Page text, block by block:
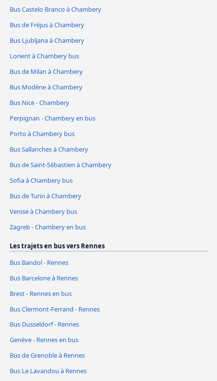
Bus Castelo Branco à Chambery
Bus de Fréjus à Chambery
Bus Ljubljana à Chambery
Lorient à Chambery bus
Bus de Milan à Chambery
Bus Modène à Chambery
Bus Nice - Chambery
Perpignan - Chambery en bus
Porto à Chambery bus
Bus Sallanches à Chambery
Bus de Saint-Sébastien à Chambery
Sofia à Chambery bus
Bus de Turin à Chambery
Venise à Chambery bus
Zagreb - Chambery en bus
Les trajets en bus vers Rennes
Bus Bandol - Rennes
Bus Barcelone à Rennes
Brest - Rennes en bus
Bus Clermont-Ferrand - Rennes
Bus Dusseldorf - Rennes
Genève - Rennes en bus
Bus de Grenoble à Rennes
Bus Le Lavandou à Rennes